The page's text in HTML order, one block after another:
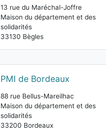
13 rue du Maréchal-Joffre
Maison du département et des
solidarités
33130 Bègles
PMI de Bordeaux
88 rue Bellus-Mareilhac
Maison du département et des
solidarités
33200 Bordeaux